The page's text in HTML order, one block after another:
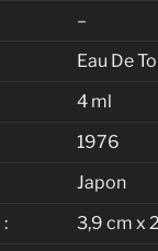
–
Eau De
4 ml
1976
Japon
3,9 cm x